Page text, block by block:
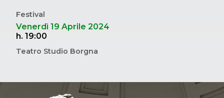
Festival
Venerdì 19 Aprile 2024
h. 19:00
Teatro Studio Borgna